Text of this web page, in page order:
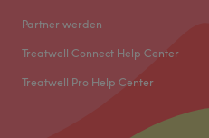
Partner werden
Treatwell Connect Help Center
Treatwell Pro Help Center